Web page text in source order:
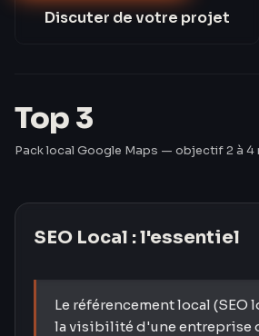
françaises n'ont pas de fiche
France 2024). Les Créavores
Discuter de votre projet
Top 3
Pack local Google Maps — objectif 2 à 4
SEO Local : l'essentiel
Le référencement local (SEO
la visibilité d'une entreprise